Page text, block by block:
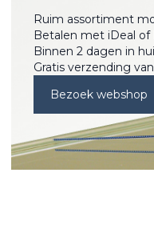
Ruim assortiment
Betalen met iDeal of
Binnen 2 dagen in
Gratis verzending
Bezoek webshop